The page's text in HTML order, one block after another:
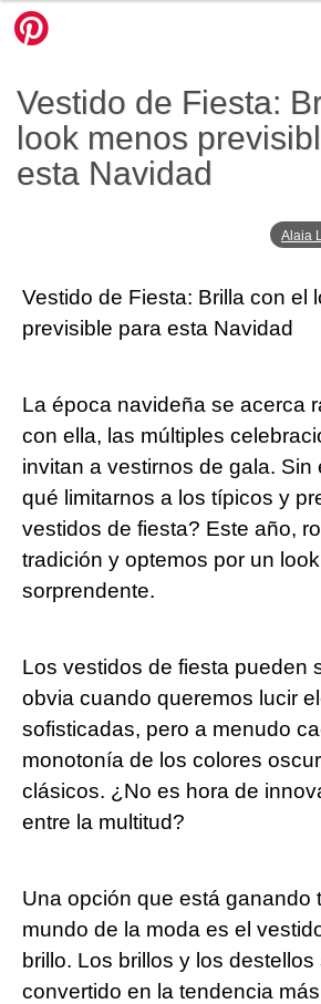
Vestido de Fiesta:
look menos
esta Navidad
Alaia
Vestido de Fiesta: Brilla con el
previsible para esta Navidad
La época navideña se acerca
con ella, las múltiples
invitan a vestirnos de gala. Sin
qué limitarnos a los típicos y
vestidos de fiesta? Este año,
tradición y optemos por un
sorprendente.
Los vestidos de fiesta pueden
obvia cuando queremos lucir
sofisticadas, pero a menudo
monotonía de los colores
clásicos. ¿No es hora de
entre la multitud?
Una opción que está ganando
mundo de la moda es el
brillo. Los brillos y los destellos
convertido en la tendencia